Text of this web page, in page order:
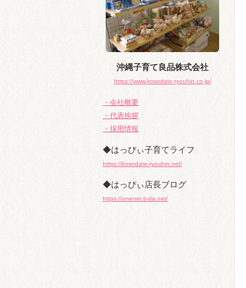
沖縄子育て良品株式会社
https://www.kosodate-ryouhin.co.jp/
・会社概要
・代表挨拶
・採用情報
◆はっぴぃ子育てライフ
https://kosodate-ryouhin.net/
◆はっぴぃ店長ブログ
https://onenet.ti-da.net/